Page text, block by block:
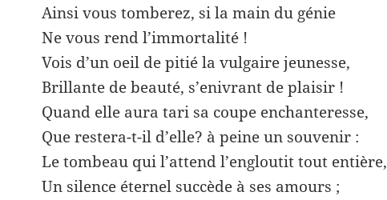
Ainsi vous tomberez, si la main du génie
Ne vous rend l’immortalité !
Vois d’un oeil de pitié la vulgaire jeunesse,
Brillante de beauté, s’enivrant de plaisir !
Quand elle aura tari sa coupe enchanteresse,
Que restera-t-il d’elle? à peine un souvenir :
Le tombeau qui l’attend l’engloutit tout entière,
Un silence éternel succède à ses amours ;